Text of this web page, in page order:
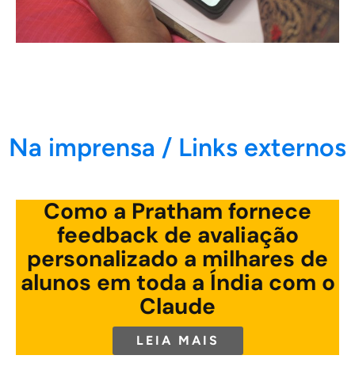
Na imprensa / Links externos
Como a Pratham fornece
feedback de avaliação
personalizado a milhares de
alunos em toda a Índia com o
Claude
LEIA MAIS